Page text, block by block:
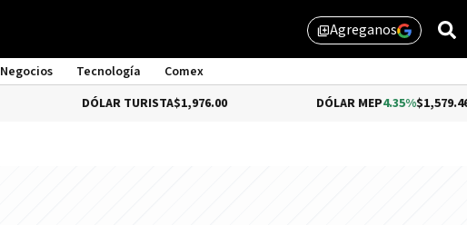
library_addAgreganos
Negocios Tecnología
Comex
DÓLAR TURISTA $1,976.00 DÓLAR MEP4.35%$1,579.46